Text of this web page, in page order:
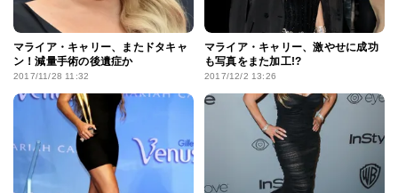
マライア・キャリー、またドタキャ
ン！減量手術の後遺症か
2017/11/28 11:32
マライア・キャリー、激やせに成功
も写真をまた加工!?
2017/12/2 13:26